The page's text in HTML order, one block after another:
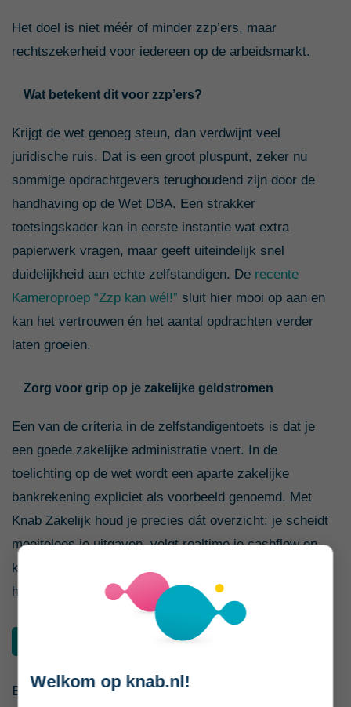
Het doel is niet méér of minder zzp’ers, maar
rechtszekerheid voor iedereen op de arbeidsmarkt.
Wat betekent dit voor zzp’ers?
Krijgt de wet genoeg steun, dan verdwijnt veel
juridische ruis. Dat is een groot pluspunt, zeker nu
sommige opdrachtgevers terughoudend zijn door de
handhaving op de Wet DBA. Een strakker
toetsingskader kan in eerste instantie wat extra
papierwerk vragen, maar geeft uiteindelijk snel
duidelijkheid aan echte zelfstandigen. De recente
Kameroproep “Zzp kan wél!” sluit hier mooi op aan en
kan het vertrouwen én het aantal opdrachten verder
laten groeien.
Zorg voor grip op je zakelijke geldstromen
Een van de criteria in de zelfstandigen­toets is dat je
een goede zakelijke administratie voert. In de
toelichting op de wet wordt een aparte zakelijke
bankrekening expliciet als voorbeeld genoemd. Met
Knab Zakelijk houd je precies dát overzicht: je scheidt
moeiteloos je uitgaven, volgt realtime je cashflow en
koppelt je boekhouding met één klik. Starters openen
hun rekening nu het eerste jaar gratis.
Ontdek de zakelijke rekening
Bronnen
Welkom op knab.nl!